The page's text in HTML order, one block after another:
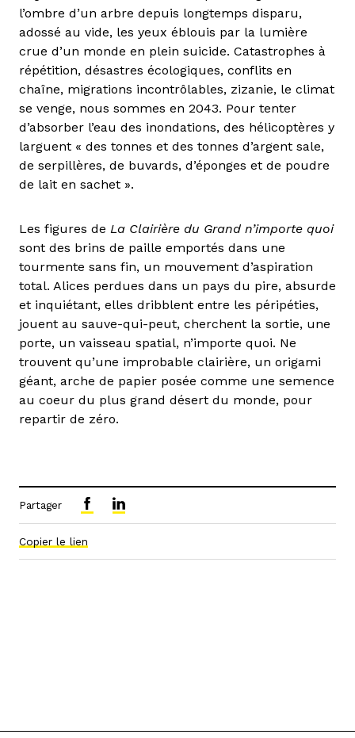
l’ombre d’un arbre depuis longtemps disparu,
adossé au vide, les yeux éblouis par la lumière
crue d’un monde en plein suicide. Catastrophes à
répétition, désastres écologiques, conflits en
chaîne, migrations incontrôlables, zizanie, le climat
se venge, nous sommes en 2043. Pour tenter
d’absorber l’eau des inondations, des hélicoptères y
larguent « des tonnes et des tonnes d’argent sale,
de serpillères, de buvards, d’éponges et de poudre
de lait en sachet ».
Les figures de La Clairière du Grand n’importe quoi
sont des brins de paille emportés dans une
tourmente sans fin, un mouvement d’aspiration
total. Alices perdues dans un pays du pire, absurde
et inquiétant, elles dribblent entre les péripéties,
jouent au sauve-qui-peut, cherchent la sortie, une
porte, un vaisseau spatial, n’importe quoi. Ne
trouvent qu’une improbable clairière, un origami
géant, arche de papier posée comme une semence
au coeur du plus grand désert du monde, pour
repartir de zéro.
Partager
Copier le lien